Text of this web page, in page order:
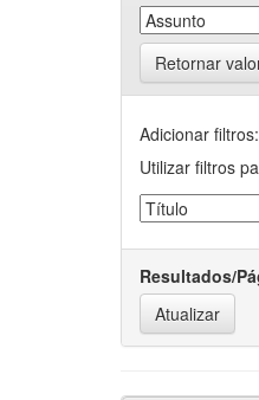
Retornar
Adicionar filtros:
Utilizar filtros
Resultados/